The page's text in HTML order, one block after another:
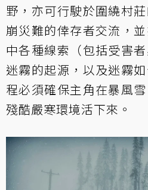
野，亦可行駛於圍繞村
崩災難的倖存者交流，
中各種線索（包括受害
迷霧的起源，以及迷霧
程必須確保主角在暴風
殘酷嚴寒環境活下來。